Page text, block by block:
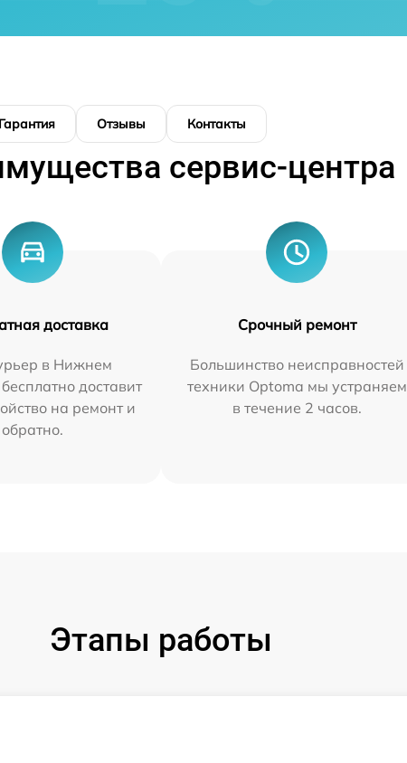
Гарантия Отзывы Контакты
сервис-центра
доставка
в Нижнем
доставит
на ремонт и
обратно.
Срочный ремонт
Большинство неисправностей
техники Optoma мы устраняем
в течение 2 часов.
Этапы работы